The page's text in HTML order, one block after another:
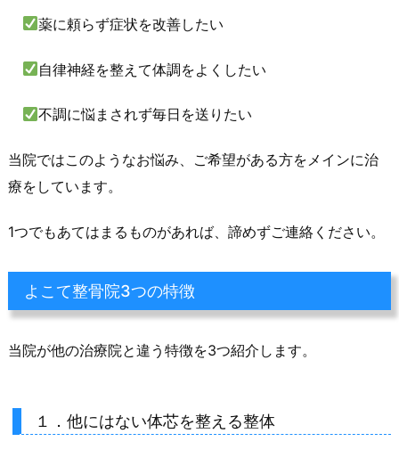
薬に頼らず症状を改善したい
自律神経を整えて体調をよくしたい
不調に悩まされず毎日を送りたい
当院ではこのようなお悩み、ご希望がある方をメインに治
療をしています。
1つでもあてはまるものがあれば、諦めずご連絡ください。
よこて整骨院3つの特徴
当院が他の治療院と違う特徴を3つ紹介します。
１．他にはない体芯を整える整体